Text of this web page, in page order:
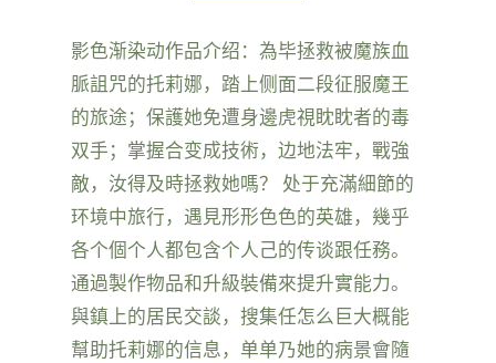
影色渐染动作品介绍：為毕拯救被魔族血
脈詛咒的托莉娜，踏上侧面二段征服魔王
的旅途；保護她免遭身邊虎視眈眈者的毒
双手；掌握合变成技術，边地法牢，戰強
敵，汝得及時拯救她嗎？ 处于充滿細節的
环境中旅行，遇見形形色色的英雄，幾乎
各个個个人都包含个人己的传谈跟任務。
通過製作物品和升級裝備來提升實能力。
與鎮上的居民交談，搜集任怎么巨大概能
幫助托莉娜的信息，单单乃她的病景會隨